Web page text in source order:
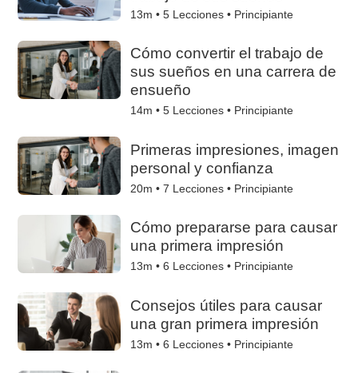
13m •5 Lecciones • Principiante
Cómo convertir el trabajo de
sus sueños en una carrera de
ensueño
14m •5 Lecciones • Principiante
Primeras impresiones, imagen
personal y confianza
20m •7 Lecciones • Principiante
Cómo prepararse para causar
una primera impresión
13m •6 Lecciones • Principiante
Consejos útiles para causar
una gran primera impresión
13m •6 Lecciones • Principiante